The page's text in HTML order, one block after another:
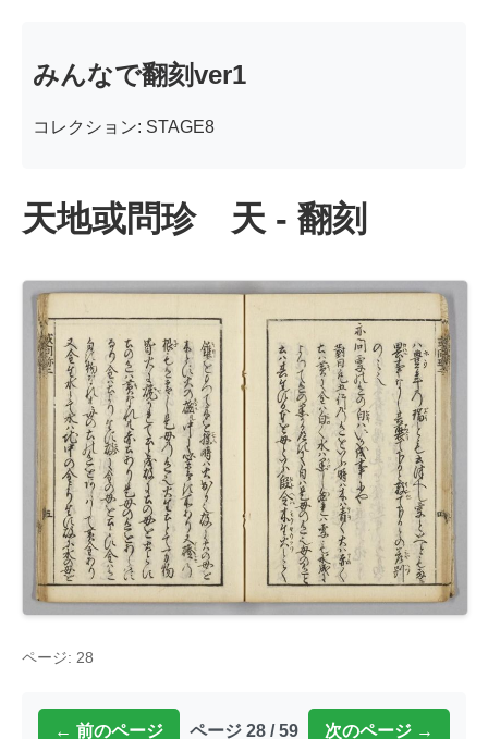
みんなで翻刻ver1
コレクション: STAGE8
天地或問珍 天 - 翻刻
ページ: 28
← 前のページ ページ 28 / 59 次のページ →